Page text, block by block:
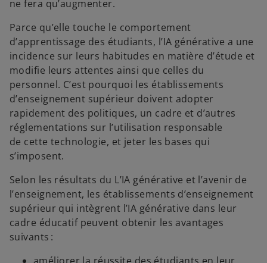
ne fera qu’augmenter.
Parce qu’elle touche le comportement
d’apprentissage des étudiants, l’IA générative a une
incidence sur leurs habitudes en matière d’étude et
modifie leurs attentes ainsi que celles du
personnel. C’est pourquoi les établissements
d’enseignement supérieur doivent adopter
rapidement des politiques, un cadre et d’autres
réglementations sur l’utilisation responsable
de cette technologie, et jeter les bases qui
s’imposent.
Selon les résultats du L’IA générative et l’avenir de
l’enseignement, les établissements d’enseignement
supérieur qui intègrent l’IA générative dans leur
cadre éducatif peuvent obtenir les avantages
suivants :